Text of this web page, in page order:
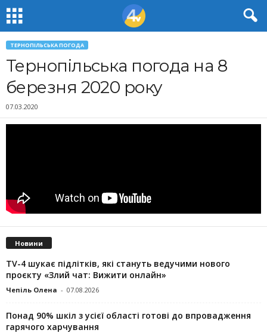
ТЕРНОПІЛЬСЬКА ПОГОДА
Тернопільська погода на 8
березня 2020 року
07.03.2020
Новини
TV-4 шукає підлітків, які стануть ведучими нового
проєкту «Злий чат: Вижити онлайн»
Чепіль Олена - 07.08.2026
Понад 90% шкіл з усієї області готові до впровадження
гарячого харчування